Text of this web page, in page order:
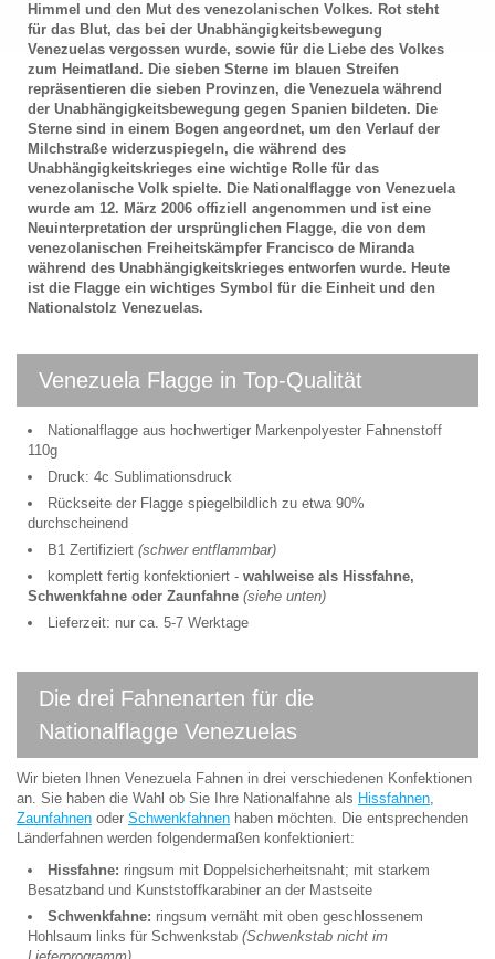
Himmel und den Mut des venezolanischen Volkes. Rot steht
für das Blut, das bei der Unabhängigkeitsbewegung
Venezuelas vergossen wurde, sowie für die Liebe des Volkes
zum Heimatland. Die sieben Sterne im blauen Streifen
repräsentieren die sieben Provinzen, die Venezuela während
der Unabhängigkeitsbewegung gegen Spanien bildeten. Die
Sterne sind in einem Bogen angeordnet, um den Verlauf der
Milchstraße widerzuspiegeln, die während des
Unabhängigkeitskrieges eine wichtige Rolle für das
venezolanische Volk spielte. Die Nationalflagge von Venezuela
wurde am 12. März 2006 offiziell angenommen und ist eine
Neuinterpretation der ursprünglichen Flagge, die von dem
venezolanischen Freiheitskämpfer Francisco de Miranda
während des Unabhängigkeitskrieges entworfen wurde. Heute
ist die Flagge ein wichtiges Symbol für die Einheit und den
Nationalstolz Venezuelas.
Venezuela Flagge in Top-Qualität
Nationalflagge aus hochwertiger Markenpolyester Fahnenstoff
110g
Druck: 4c Sublimationsdruck
Rückseite der Flagge spiegelbildlich zu etwa 90%
durchscheinend
B1 Zertifiziert (schwer entflammbar)
komplett fertig konfektioniert - wahlweise als Hissfahne,
Schwenkfahne oder Zaunfahne (siehe unten)
Lieferzeit: nur ca. 5-7 Werktage
Die drei Fahnenarten für die
Nationalflagge Venezuelas
Wir bieten Ihnen Venezuela Fahnen in drei verschiedenen Konfektionen
an. Sie haben die Wahl ob Sie Ihre Nationalfahne als Hissfahnen,
Zaunfahnen oder Schwenkfahnen haben möchten. Die entsprechenden
Länderfahnen werden folgendermaßen konfektioniert:
Hissfahne: ringsum mit Doppelsicherheitsnaht; mit starkem
Besatzband und Kunststoffkarabiner an der Mastseite
Schwenkfahne: ringsum vernäht mit oben geschlossenem
Hohlsaum links für Schwenkstab (Schwenkstab nicht im